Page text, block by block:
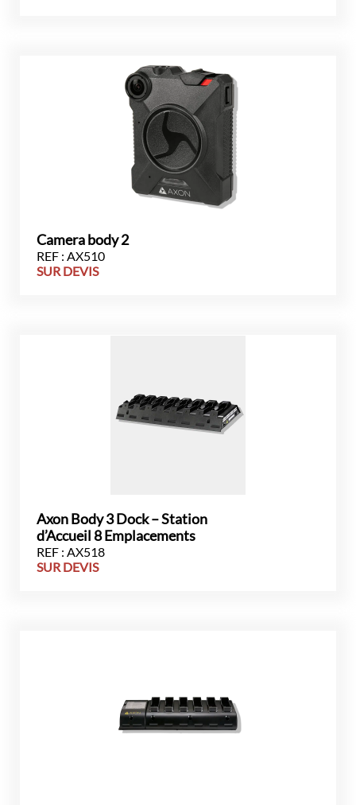
Camera body 2
REF : AX510
SUR DEVIS
Axon Body 3 Dock – Station
d’Accueil 8 Emplacements
REF : AX518
SUR DEVIS